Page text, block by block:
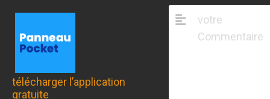
télécharger l’application
gratuite